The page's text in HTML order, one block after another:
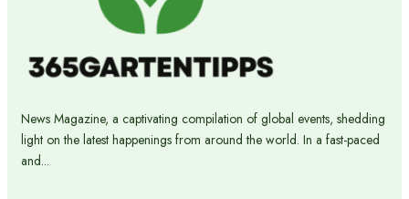
News Magazine, a captivating compilation of global events, shedding
light on the latest happenings from around the world. In a fast-paced
and...